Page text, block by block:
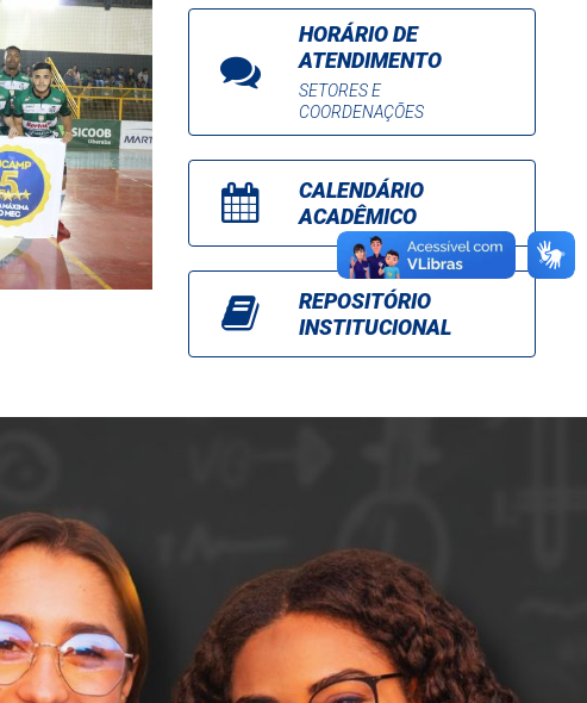
HORÁRIO DE
ATENDIMENTO
SETORES E
COORDENAÇÕES
CALENDÁRIO
ACADÊMICO
REPOSITÓRIO
INSTITUCIONAL